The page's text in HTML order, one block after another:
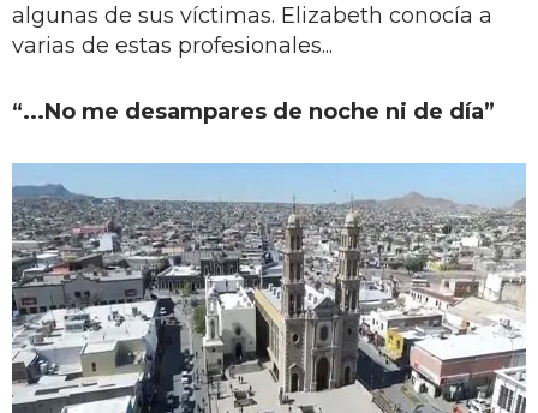
algunas de sus víctimas. Elizabeth conocía a
varias de estas profesionales...
“...No me desampares de noche ni de día”